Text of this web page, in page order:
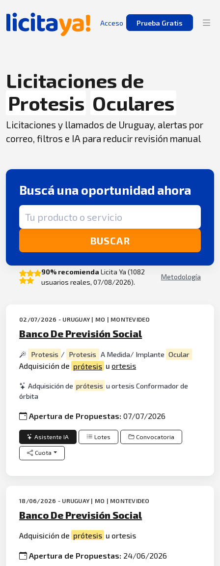
Acceso Prueba Gratis
Licitaciones de
Protesis Oculares
Licitaciones y llamados de Uruguay, alertas por
correo, filtros e IA para reducir revisión manual
Buscá una oportunidad ahora
Término de búsqueda
BUSCAR
90% recomienda Licita Ya (1082
usuarios reales, 07/08/2026).
Metodología
02/07/2026 - URUGUAY | MO | MONTEVIDEO
Banco De Previsión Social
Protesis / Protesis A Medida/ Implante Ocular
Adquisición de prótesis u ortesis
Adquisición de prótesis u ortesis Conformador de
órbita
Apertura de Propuestas:07/07/2026
Asistente IA Lotes Convocatoria
Cuota
18/06/2026 - URUGUAY | MO | MONTEVIDEO
Banco De Previsión Social
Adquisición de prótesis u ortesis
Apertura de Propuestas: 24/06/2026